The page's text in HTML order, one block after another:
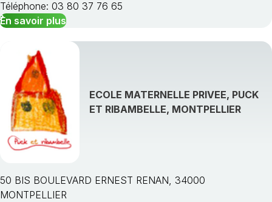
Téléphone: 03 80 37 76 65
En savoir plus
ECOLE MATERNELLE PRIVEE, PUCK
ET RIBAMBELLE, MONTPELLIER
50 BIS BOULEVARD ERNEST RENAN, 34000
MONTPELLIER